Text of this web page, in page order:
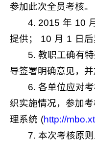
参加此次全员考核。
4. 2015 年 10 月
提供；
10 月 1 日
5.教职工确有
导签署明确意见，并
6.各单位应对
织实施情况，参加
理系统 (http://
7.本次考核原